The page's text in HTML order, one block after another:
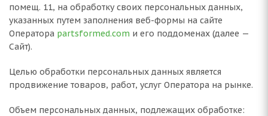
помещ. 11, на обработку своих персональных данных,
указанных путем заполнения веб-формы на сайте
Оператора partsformed.com и его поддоменах (далее —
Сайт).
Целью обработки персональных данных является
продвижение товаров, работ, услуг Оператора на рынке.
Объем персональных данных, подлежащих обработке: